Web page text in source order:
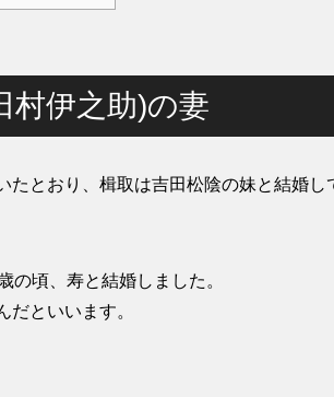
村伊之助)の妻
たとおり、楫取は吉田松陰の妹と結婚し
の頃、寿と結婚しました。
だといいます。